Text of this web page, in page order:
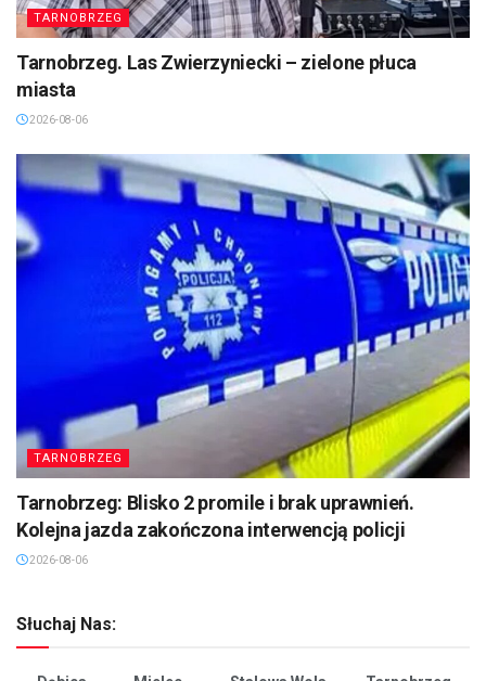
TARNOBRZEG
Tarnobrzeg. Las Zwierzyniecki – zielone płuca
miasta
2026-08-06
TARNOBRZEG
Tarnobrzeg: Blisko 2 promile i brak uprawnień.
Kolejna jazda zakończona interwencją policji
2026-08-06
Słuchaj Nas: